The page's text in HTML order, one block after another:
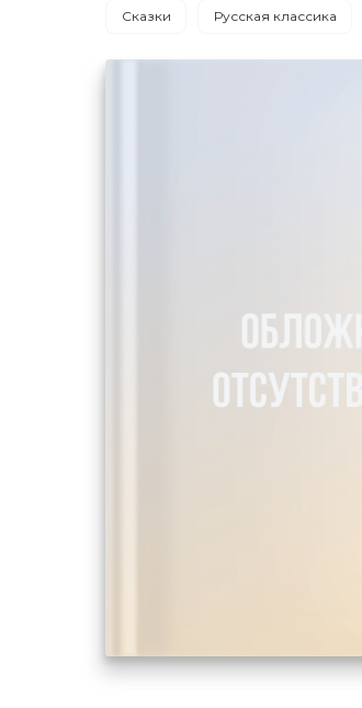
Сказки Русская классика